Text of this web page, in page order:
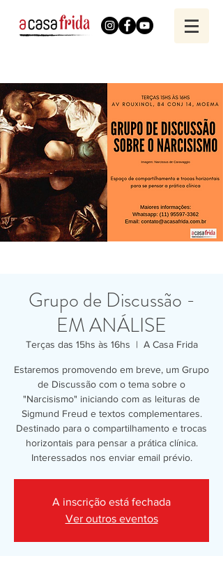
Grupo de Discussão -
EM ANÁLISE
Terças das 15hs às 16hs
  |
A Casa Frida
Estaremos promovendo em breve, um Grupo
de Discussão com o tema sobre o
"Narcisismo" iniciando com as leituras de
Sigmund Freud e textos complementares.
Destinado para o compartilhamento e trocas
horizontais para pensar a prática clínica.
Interessados nos enviar email prévio.
A inscrição está fechada
Ver outros eventos